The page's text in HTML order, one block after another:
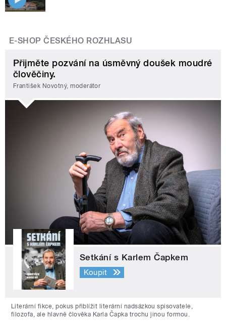
E-SHOP ČESKÉHO ROZHLASU
Přijměte pozvání na úsměvný doušek moudré
člověčiny.
František Novotný, moderátor
Setkání s Karlem Čapkem
Koupit
Literární fikce, pokus přiblížit literární nadsázkou spisovatele,
filozofa, ale hlavně člověka Karla Čapka trochu jinou formou.